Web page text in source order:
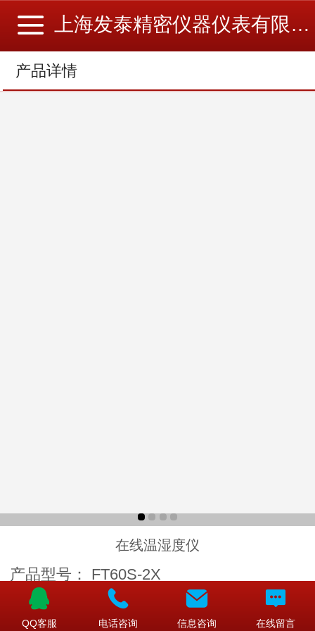
上海发泰精密仪器仪表有限公司
产品详情
在线温湿度仪
产品型号： FT60S-2X
产品类型： 便携式露点仪
QQ客服 电话咨询 信息咨询 在线留言